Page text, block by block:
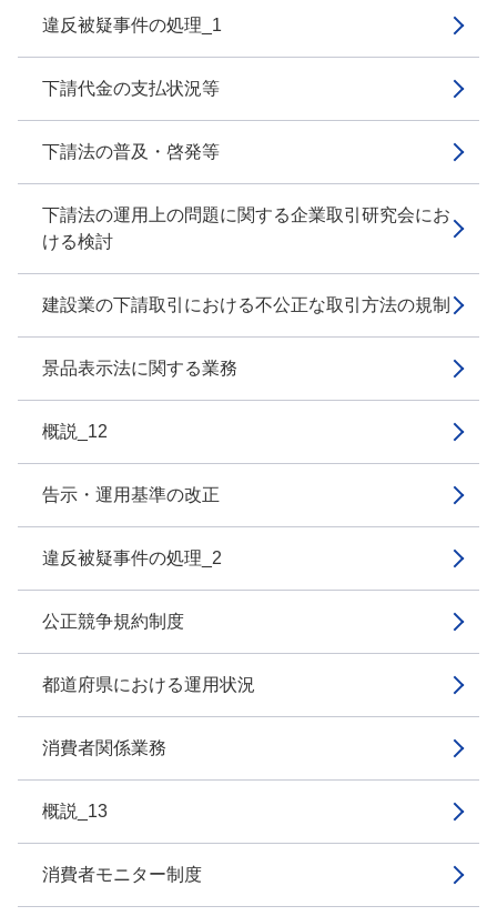
違反被疑事件の処理_1
下請代金の支払状況等
下請法の普及・啓発等
下請法の運用上の問題に関する企業取引研究会にお
ける検討
建設業の下請取引における不公正な取引方法の規制
景品表示法に関する業務
概説_12
告示・運用基準の改正
違反被疑事件の処理_2
公正競争規約制度
都道府県における運用状況
消費者関係業務
概説_13
消費者モニター制度